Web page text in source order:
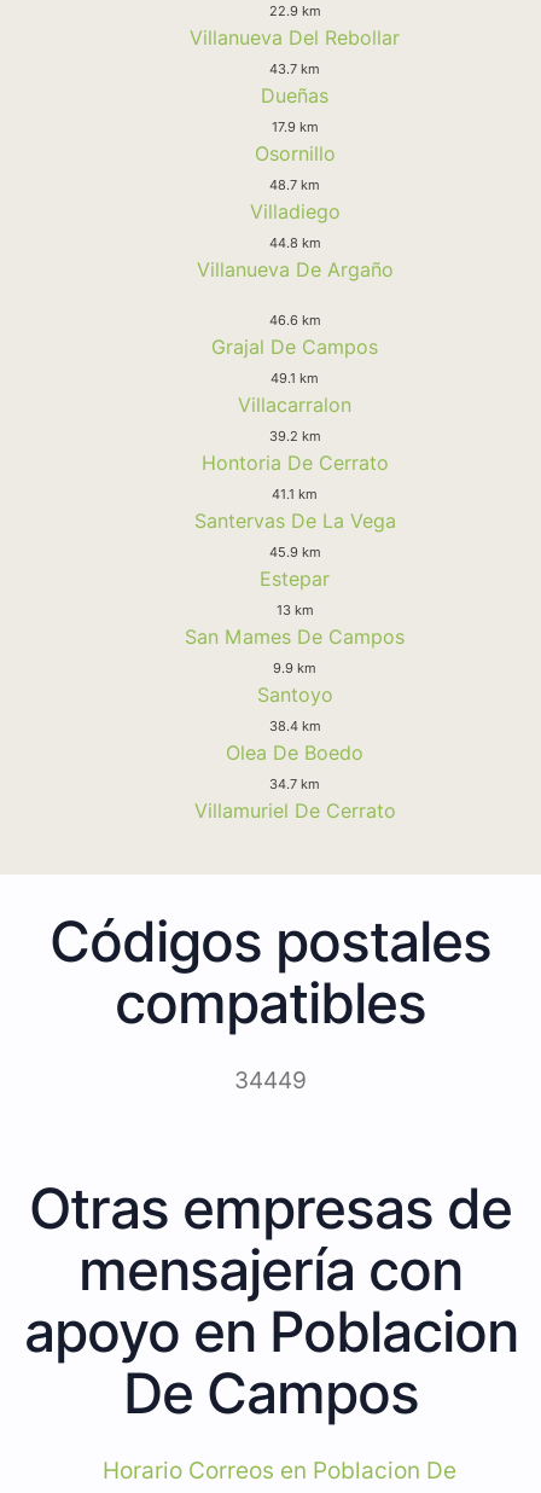
22.9 km
Villanueva Del Rebollar
43.7 km
Dueñas
17.9 km
Osornillo
48.7 km
Villadiego
44.8 km
Villanueva De Argaño
46.6 km
Grajal De Campos
49.1 km
Villacarralon
39.2 km
Hontoria De Cerrato
41.1 km
Santervas De La Vega
45.9 km
Estepar
13 km
San Mames De Campos
9.9 km
Santoyo
38.4 km
Olea De Boedo
34.7 km
Villamuriel De Cerrato
Códigos postales
compatibles
34449
Otras empresas de
mensajería con
apoyo en Poblacion
De Campos
Horario Correos en Poblacion De